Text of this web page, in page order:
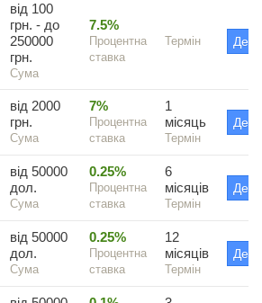
від 100
грн. - до
250000
грн.
Сума
7.5%
Процентна
ставка
Термін
від 2000
грн.
Сума
7%
Процентна
ставка
1
місяць
Термін
від 50000
дол.
Сума
0.25%
Процентна
ставка
6
місяців
Термін
від 50000
дол.
Сума
0.25%
Процентна
ставка
12
місяців
Термін